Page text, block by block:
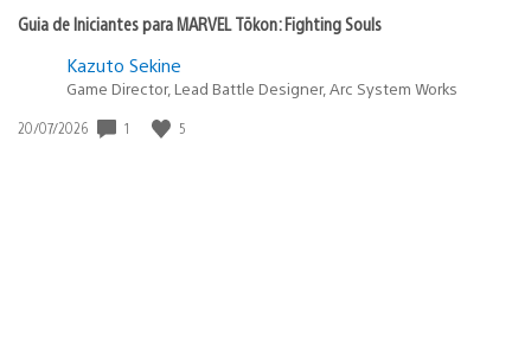
Guia de Iniciantes para MARVEL Tōkon: Fighting Souls
Kazuto Sekine
Game Director, Lead Battle Designer, Arc System Works
Data
20/07/2026 1 5